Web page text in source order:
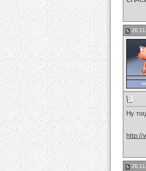
Ну
http://